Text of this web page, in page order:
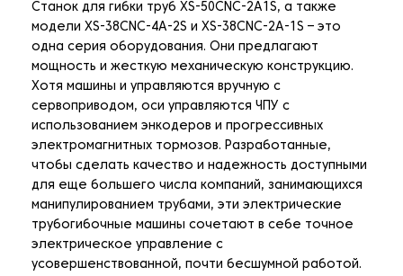
Станок для гибки труб XS-50CNC-2A1S, а также
модели XS-38CNC-4A-2S и XS-38CNC-2A-1S – это
одна серия оборудования. Они предлагают
мощность и жесткую механическую конструкцию.
Хотя машины и управляются вручную с
сервоприводом, оси управляются ЧПУ с
использованием энкодеров и прогрессивных
электромагнитных тормозов. Разработанные,
чтобы сделать качество и надежность доступными
для еще большего числа компаний, занимающихся
манипулированием трубами, эти электрические
трубогибочные машины сочетают в себе точное
электрическое управление с
усовершенствованной, почти бесшумной работой.